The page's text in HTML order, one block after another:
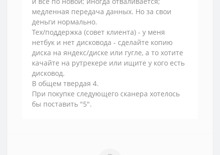
медленная передача данных. Но за свои
деньги нормально.
Тех/поддержка (совет клиента) - у меня
нетбук и нет дисковода - сделайте копию
диска на яндекс/диске или гугле, а то хотите
качайте на рутрекере или ищите у кого есть
дисковод.
В общем твердая 4.
При покупке следующего сканера хотелось
бы поставить "5".